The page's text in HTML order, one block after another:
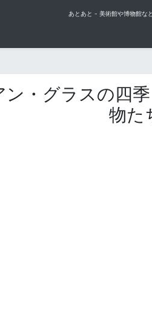
あとあと - 美術館や博物館な
・グラスの四
物た